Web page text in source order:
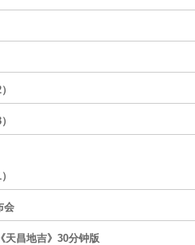
会
天昌地吉》30分钟版